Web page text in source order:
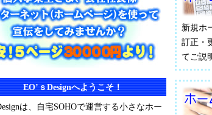
EO’ｓDesignへようこそ！
は、自宅SOHOで運営する小さなホー
新規ホ
訂正・
てご説